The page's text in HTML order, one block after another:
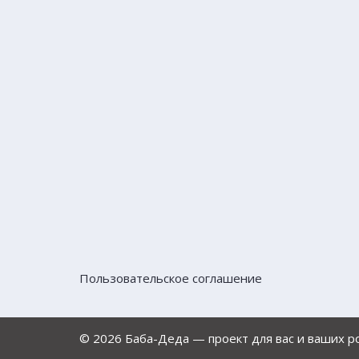
Пользовательское соглашение
© 2026 Баба-Деда — проект для вас и ваших